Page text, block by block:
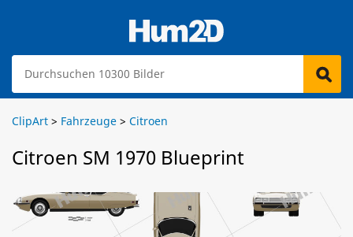
ClipArt > Fahrzeuge > Citroen
Citroen SM 1970 Blueprint